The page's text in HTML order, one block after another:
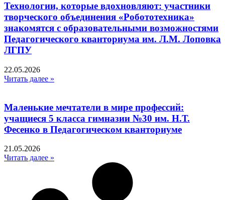
Технологии, которые вдохновляют: участники
творческого объединения «Робототехника»
знакомятся с образовательными возможностями
Педагогического кванториума им. Л.М. Лоповка
ЛГПУ
22.05.2026
Читать далее »
Маленькие мечтатели в мире профессий:
учащиеся 5 класса гимназии №30 им. Н.Т.
Фесенко в Педагогическом кванториуме
21.05.2026
Читать далее »